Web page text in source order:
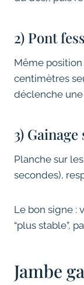
2) Pont
Même
centimètres
déclenche
3)
Planche sur
secondes),
Le bon signe :
“plus stable”,
Jambe